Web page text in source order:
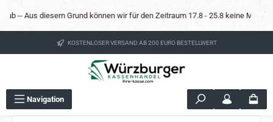
Zum Hauptinhalt springen
Aus diesem Grund können wir für den Zeitraum 17.8 - 25.8 keine
KOSTENLOSER VERSAND AB 200 EURO BESTELLWERT
Navigation